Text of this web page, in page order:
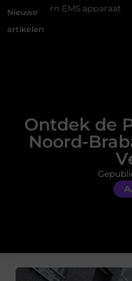
Nieuwe
artikelen
Hoe online
Ontdek de
Noord-